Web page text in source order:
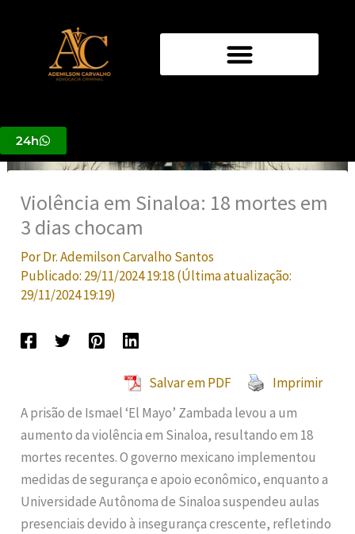
conteúdo
24h
Violência em Sinaloa: 18 mortes em
3 dias chocam
PorDr. Ademilson Carvalho Santos
Publicado: 29/11/2024 19:18(Última atualização:
29/11/2024 19:19)
Salvar em PDF
Imprimir
A prisão de Ismael ‘El Mayo’ Zambada levou a um
aumento da violência em Sinaloa, resultando em 18
mortes recentes. O governo mexicano implementou
medidas de segurança e apoio econômico, enquanto a
Universidade Autônoma de Sinaloa suspendeu aulas
presenciais devido à insegurança crescente, refletindo